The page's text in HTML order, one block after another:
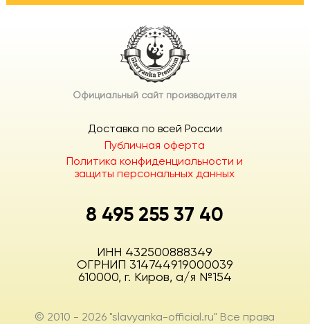
Официальный сайт производителя
Доставка по всей России
Публичная оферта
Политика конфиденциальности и
защиты персональных данных
8 495 255 37 40
ИНН 432500888349
ОГРНИП 314744919000039
610000, г. Киров, а/я №154
© 2010 - 2026 "slavyanka-official.ru" Все права